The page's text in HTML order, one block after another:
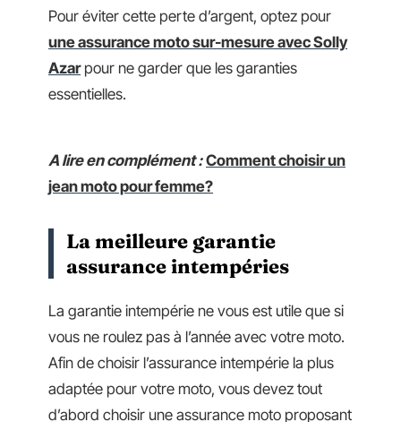
Pour éviter cette perte d’argent, optez pour
une assurance moto sur-mesure avec Solly
Azarpour ne garder que les garanties
essentielles.
A lire en complément : Comment choisir un
jean moto pour femme?
La meilleure garantie
assurance intempéries
La garantie intempérie ne vous est utile que si
vous ne roulez pas à l’année avec votre moto.
Afin de choisir l’assurance intempérie la plus
adaptée pour votre moto, vous devez tout
d’abord choisir une assurance moto proposant